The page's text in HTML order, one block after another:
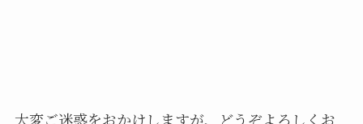
大変ご迷惑をおかけしますが、どうぞよろしくお